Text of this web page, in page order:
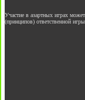
Участие в азартных играх
(принципов) ответственной игры.